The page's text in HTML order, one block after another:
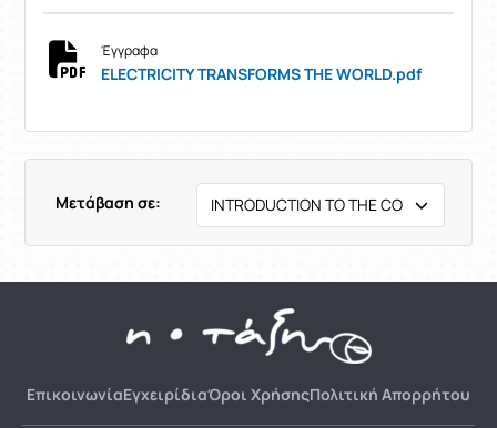
Έγγραφα
ELECTRICITY TRANSFORMS THE WORLD.pdf
Μετάβαση σε:
ΕπικοινωνίαΕγχειρίδιαΌροι ΧρήσηςΠολιτική Απορρήτου